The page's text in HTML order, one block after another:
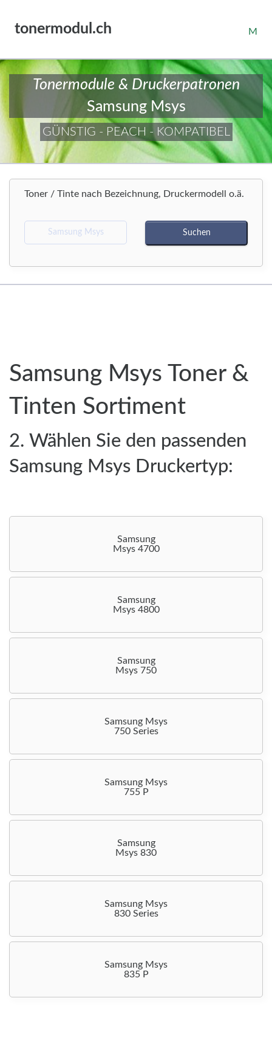
tonermodul.ch M
Tonermodule & Druckerpatronen
Samsung Msys
GÜNSTIG - PEACH - KOMPATIBEL
Toner / Tinte nach Bezeichnung, Druckermodell o.ä.
Samsung Msys Toner &
Tinten Sortiment
2. Wählen Sie den passenden
Samsung Msys Druckertyp:
Samsung
Msys 4700
Samsung
Msys 4800
Samsung
Msys 750
Samsung Msys
750 Series
Samsung Msys
755 P
Samsung
Msys 830
Samsung Msys
830 Series
Samsung Msys
835 P